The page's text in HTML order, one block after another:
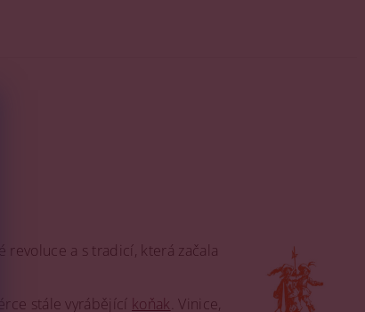
a s tradicí, která začala
stále vyrábějící koňak . Vinice,